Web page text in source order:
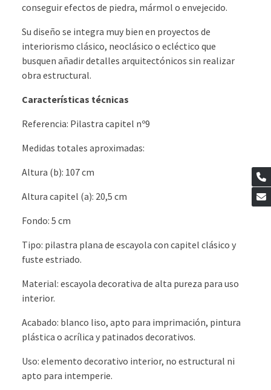
conseguir efectos de piedra, mármol o envejecido.
Su diseño se integra muy bien en proyectos de
interiorismo clásico, neoclásico o ecléctico que
busquen añadir detalles arquitectónicos sin realizar
obra estructural.
Características técnicas
Referencia: Pilastra capitel nº9
Medidas totales aproximadas:
Altura (b): 107 cm
Altura capitel (a): 20,5 cm
Fondo: 5 cm
Tipo: pilastra plana de escayola con capitel clásico y
fuste estriado.
​Material: escayola decorativa de alta pureza para uso
interior.
Acabado: blanco liso, apto para imprimación, pintura
plástica o acrílica y patinados decorativos.
Uso: elemento decorativo interior, no estructural ni
apto para intemperie.